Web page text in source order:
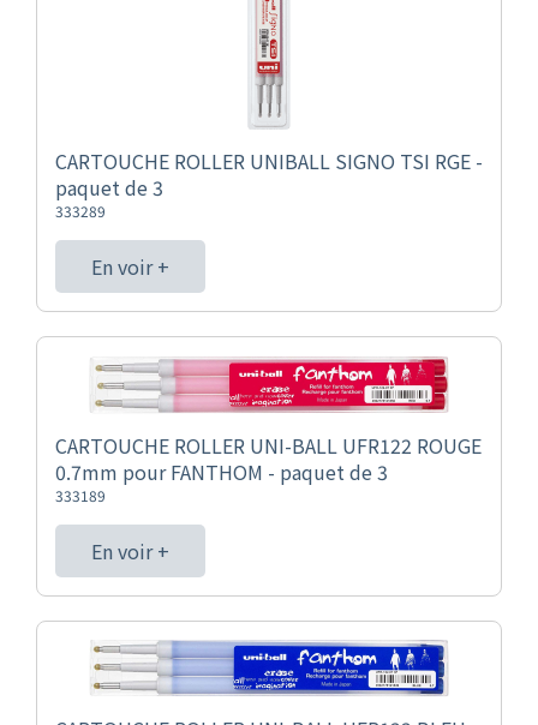
CARTOUCHE ROLLER UNIBALL SIGNO TSI RGE -
paquet de 3
333289
En voir +
CARTOUCHE ROLLER UNI-BALL UFR122 ROUGE
0.7mm pour FANTHOM - paquet de 3
333189
En voir +